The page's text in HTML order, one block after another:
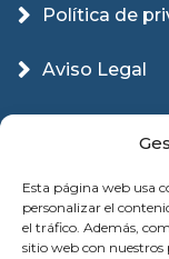
Esta página web usa
personalizar el
el tráfico. Además,
sitio web con nuestros
Política de
Aviso Legal